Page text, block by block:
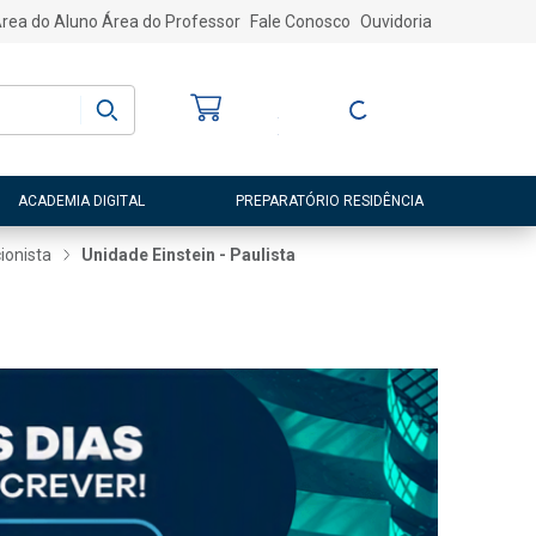
do Aluno Área do Professor Fale Conosco Ouvidoria
Entre ou Cadastre-
ACADEMIA DIGITAL PREPARATÓRIO RESIDÊNCIA
Unidade Einstein - Paulista